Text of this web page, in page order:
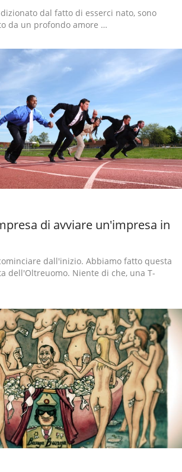
dal fatto di esserci nato, sono
da un profondo amore …
di avviare un'impresa in
dall'inizio. Abbiamo fatto questa
dell'Oltreuomo. Niente di che, una T-